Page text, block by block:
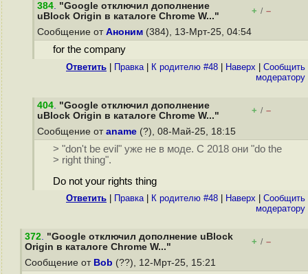
384. "Google отключил дополнение
uBlock Origin в каталоге Chrome W..."
+ / –
Сообщение от Аноним (384), 13-Мрт-25, 04:54
for the company
Ответить Правка| К родителю #48 Наверх
Cообщить
модератору
404. "Google отключил дополнение
uBlock Origin в каталоге Chrome W..."
+ / –
Сообщение от aname (?), 08-Май-25, 18:15
> "don't be evil" уже не в моде. С 2018 они "do the
> right thing".
Do not your rights thing
Ответить Правка| К родителю #48 Наверх
Cообщить
модератору
372. "Google отключил дополнение uBlock
Origin в каталоге Chrome W..."
+ / –
Сообщение от Bob (??), 12-Мрт-25, 15:21